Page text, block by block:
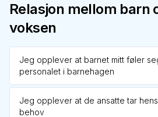
Relasjon mellom barn
voksen
Jeg opplever at barnet mitt føler
personalet i barnehagen
Jeg opplever at de ansatte tar
behov